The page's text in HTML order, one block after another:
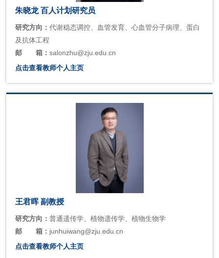
朱晓龙 百人计划研究员
研究方向：代谢稳态调控、血管发育、心血管分子病理、蛋白
及抗体工程
邮
箱：salonzhu@zju.edu.cn
点击查看教师个人主页
王君晖 副教授
研究方向：普通遗传学、植物遗传学、植物生物学
邮
箱： junhuiwang@zju.edu.cn
点击查看教师个人主页